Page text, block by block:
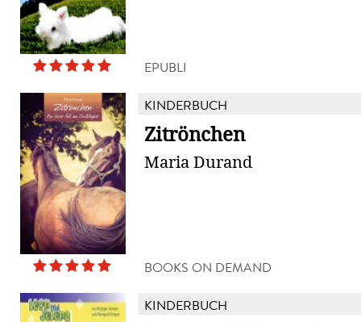
EPUBLI
KINDERBUCH
Zitrönchen
Maria Durand
BOOKS ON DEMAND
KINDERBUCH